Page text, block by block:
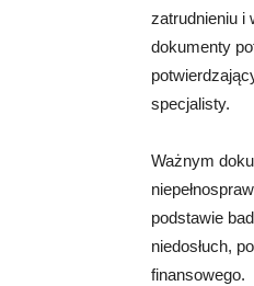
zatrudnieniu i
dokumenty
specjalisty.
Ważnym
podstawie
niedosłuch,
finansowego.